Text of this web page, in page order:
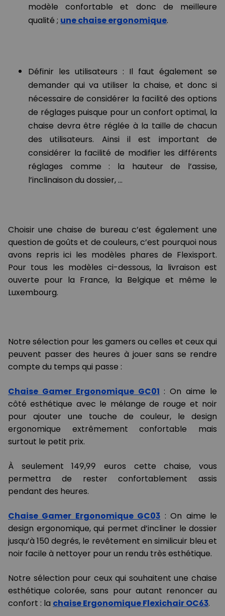
modèle confortable et donc de meilleure
qualité ; une chaise ergonomique.
Définir les utilisateurs : Il faut également se
demander qui va utiliser la chaise, et donc si
nécessaire de considérer la facilité des options
de réglages puisque pour un confort optimal, la
chaise devra être réglée à la taille de chacun
des utilisateurs. Ainsi il est important de
considérer la facilité de modifier les différents
réglages comme : la hauteur de l’assise,
l’inclinaison du dossier, …
Choisir une chaise de bureau c’est également une
question de goûts et de couleurs, c’est pourquoi nous
avons repris ici les modèles phares de Flexisport.
Pour tous les modèles ci-dessous, la livraison est
ouverte pour la France, la Belgique et même le
Luxembourg.
Notre sélection pour les gamers ou celles et ceux qui
peuvent passer des heures à jouer sans se rendre
compte du temps qui passe :
Chaise Gamer Ergonomique GC01 : On aime le
côté esthétique avec le mélange de rouge et noir
pour ajouter une touche de couleur, le design
ergonomique extrêmement confortable mais
surtout le petit prix.
À seulement 149,99 euros cette chaise, vous
permettra de rester confortablement assis
pendant des heures.
Chaise Gamer Ergonomique GC03 : On aime le
design ergonomique, qui permet d’incliner le dossier
jusqu’à 150 degrés, le revêtement en similicuir bleu et
noir facile à nettoyer pour un rendu très esthétique.
Notre sélection pour ceux qui souhaitent une chaise
esthétique colorée, sans pour autant renoncer au
confort : la chaise Ergonomique Flexichair OC63.